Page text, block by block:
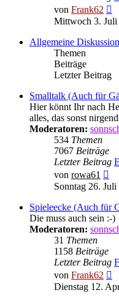
von Frank62
Mittwoch 3. Juli
Allgemeine
Themen
Beiträge
Letzter Beitrag
Smalltalk (Auch für
Hier könnt Ihr nach
alles, das sonst
Moderatoren:
534 Themen
7067 Beiträge
Letzter Beitrag
von rowa61
Sonntag 26.
Spieleecke (Auch für
Die muss auch sein :-)
Moderatoren:
31 Themen
1158 Beiträge
Letzter Beitrag
von Frank62
Dienstag 12.